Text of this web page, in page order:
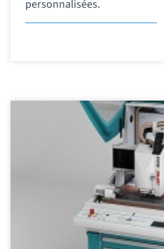
personnalisées.